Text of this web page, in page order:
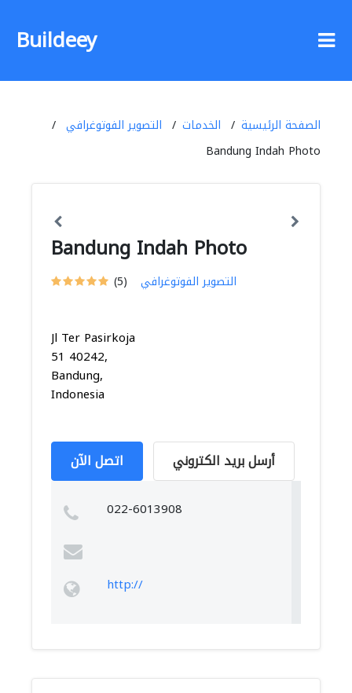
Buildeey
الصفحة الرئيسية الخدمات
التصوير الفوتوغرافي
Bandung Indah Photo
Bandung Indah Photo
(5) التصوير الفوتوغرافي
Jl Ter Pasirkoja
51 40242,
Bandung,
Indonesia
اتصل الآن أرسل بريد الكتروني
022-6013908
http://